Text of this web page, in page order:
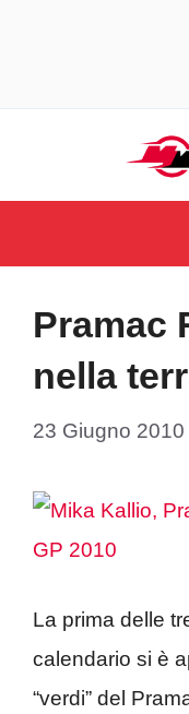
contenuto
Pramac
nella
23 Giugno 2010
La prima delle
calendario si è
“verdi” del